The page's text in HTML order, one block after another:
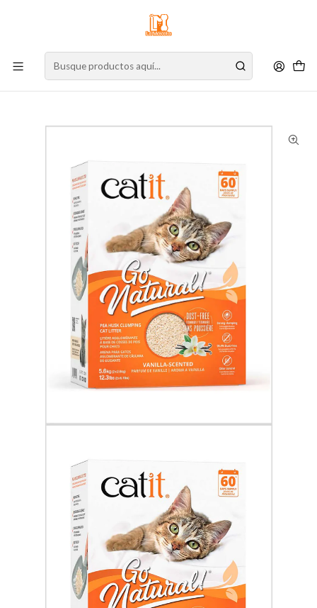
Nuestro stock online es independiente de la tienda física.
Compre por la web para garantizar sus productos y espere nuestra
Inicio Gato
Arena Sanitaria
Arena Sanitaria Aglutinante Biodegradable Para Gatos Catit Go
Natural Aroma Vainilla 5,6 Kg